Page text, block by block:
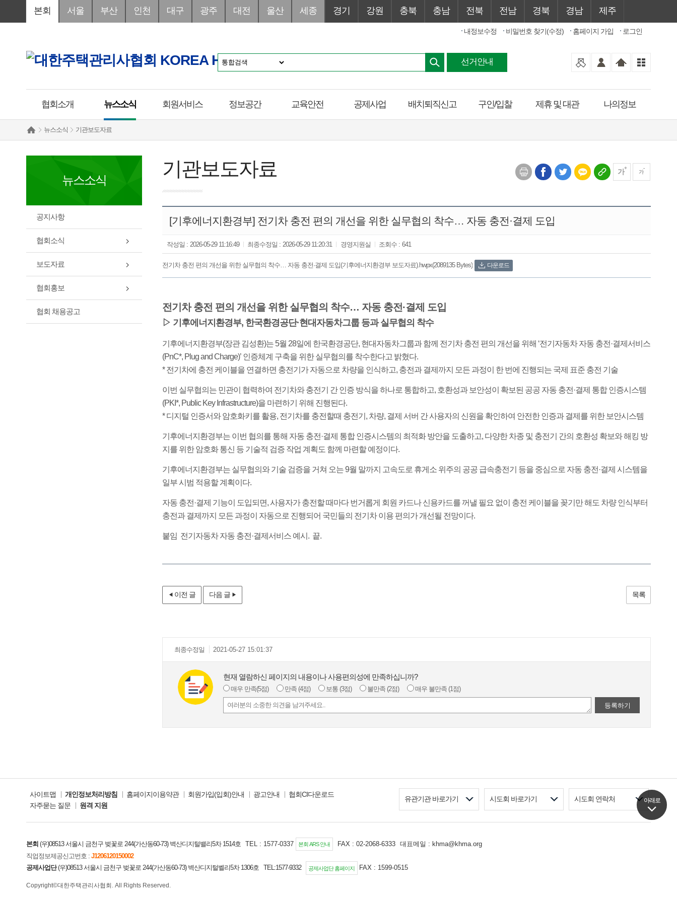
본회 서울 부산 인천 대구 광주 대전 울산 세종 경기 강원 충북 충남 전북 전남 경북 경남 제주
로그인
홈페이지 가입
비밀번호 찾기(수정)
내정보수정
선거안내
협회소개 뉴스소식 회원서비스 정보공간 교육안전 공제사업 배치퇴직신고 구인/입찰 제휴 및 대관 나의정보
뉴스소식 기관보도자료
아래로
뉴스소식
공지사항
협회소식
보도자료
협회홍보
협회 채용공고
가 가
기관보도자료
[기후에너지환경부] 전기차 충전 편의 개선을 위한 실무협의 착수… 자동 충전·결제 도입
작성일 : 2026-05-29 11:16:49 최종수정일 : 2026-05-29 11:20:31 경영지원실 조회수 : 641
전기차 충전 편의 개선을 위한 실무협의 착수… 자동 충전·결제 도입(기후에너지환경부 보도자료).hwpx(2089135 Bytes) 다운로드
전기차 충전 편의 개선을 위한 실무협의 착수… 자동 충전·결제 도입
▷ 기후에너지환경부, 한국환경공단·현대자동차그룹 등과 실무협의 착수
기후에너지환경부(장관 김성환)는 5월 28일에 한국환경공단, 현대자동차그룹과 함께 전기차 충전 편의 개선을 위해 ‘전기자동차 자동 충전·결제서비스
(PnC*, Plug and Charge)’ 인증체계 구축을 위한 실무협의를 착수한다고 밝혔다.
* 전기차에 충전 케이블을 연결하면 충전기가 자동으로 차량을 인식하고, 충전과 결제까지 모든 과정이 한 번에 진행되는 국제 표준 충전 기술
이번 실무협의는 민관이 협력하여 전기차와 충전기 간 인증 방식을 하나로 통합하고, 호환성과 보안성이 확보된 공공 자동 충전·결제 통합 인증시스템
(PKI*, Public Key Infrastructure)을 마련하기 위해 진행된다.
* 디지털 인증서와 암호화키를 활용, 전기차를 충전할때 충전기, 차량, 결제 서버 간 사용자의 신원을 확인하여 안전한 인증과 결제를 위한 보안시스템
기후에너지환경부는 이번 협의를 통해 자동 충전·결제 통합 인증시스템의 최적화 방안을 도출하고, 다양한 차종 및 충전기 간의 호환성 확보와 해킹 방
지를 위한 암호화 통신 등 기술적 검증 작업 계획도 함께 마련할 예정이다.
기후에너지환경부는 실무협의와 기술 검증을 거쳐 오는 9월 말까지 고속도로 휴게소 위주의 공공 급속충전기 등을 중심으로 자동 충전·결제 시스템을
일부 시범 적용할 계획이다.
자동 충전·결제 기능이 도입되면, 사용자가 충전할 때마다 번거롭게 회원 카드나 신용카드를 꺼낼 필요 없이 충전 케이블을 꽂기만 해도 차량 인식부터
충전과 결제까지 모든 과정이 자동으로 진행되어 국민들의 전기차 이용 편의가 개선될 전망이다.
붙임 전기자동차 자동 충전·결제서비스 예시. 끝.
이전 글 다음 글 목록
최종수정일 2021-05-27 15:01:37
현재 열람하신 페이지의 내용이나 사용편의성에 만족하십니까?
매우 만족(5점) 만족 (4점) 보통 (3점) 불만족 (2점) 매우 불만족 (1점)
등록하기
유관기관 바로가기 시도회 바로가기 시도회 연락처
사이트맵 개인정보처리방침 홈페이지이용약관 회원가입(입회)안내 광고안내
협회CI다운로드
자주묻는 질문
원격 지원
본회 (우)08513 서울시 금천구 벚꽃로 244(가산동60-73) 벽산디지털밸리5차 1514호 TEL : 1577-0337 본회 ARS 안내 FAX : 02-2068-6333
대표메일 : khma@khma.org
직업정보제공신고번호 : J1206120150002
공제사업단 (우)08513 서울시 금천구 벚꽃로 244(가산동60-73) 벽산디지털벨리5차 1306호 TEL:1577-9332 공제사업단 홈페이지 FAX : 1599-0515
Copyright©대한주택관리사협회. All Rights Reserved.
아래로